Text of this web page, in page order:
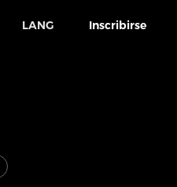
LANG Inscribirse